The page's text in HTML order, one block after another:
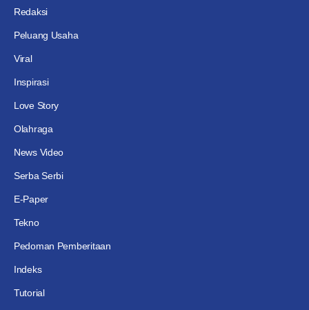
Redaksi
Peluang Usaha
Viral
Inspirasi
Love Story
Olahraga
News Video
Serba Serbi
E-Paper
Tekno
Pedoman Pemberitaan
Indeks
Tutorial